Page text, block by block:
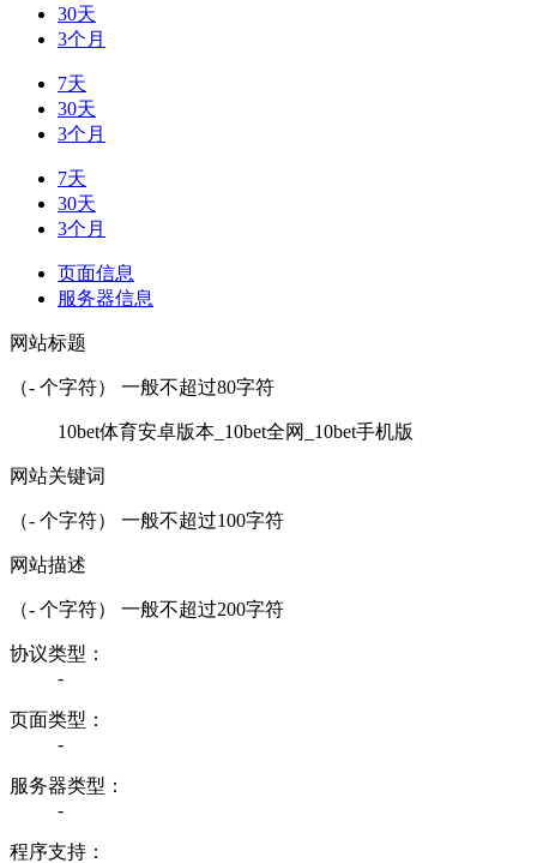
30天
3个月
7天
30天
3个月
7天
30天
3个月
页面信息
服务器信息
网站标题
（- 个字符） 一般不超过80字符
10bet体育安卓版本_10bet全网_10bet手机版
网站关键词
（- 个字符） 一般不超过100字符
网站描述
（- 个字符） 一般不超过200字符
协议类型：
-
页面类型：
-
服务器类型：
-
程序支持：